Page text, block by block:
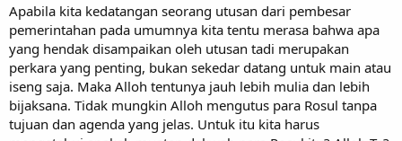
Apabila kita kedatangan seorang utusan dari pembesar
pemerintahan pada umumnya kita tentu merasa bahwa apa
yang hendak disampaikan oleh utusan tadi merupakan
perkara yang penting, bukan sekedar datang untuk main atau
iseng saja. Maka Alloh tentunya jauh lebih mulia dan lebih
bijaksana. Tidak mungkin Alloh mengutus para Rosul tanpa
tujuan dan agenda yang jelas. Untuk itu kita harus